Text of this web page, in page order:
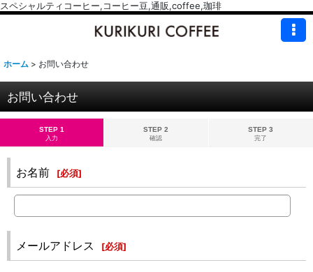
スペシャルティコーヒー,コーヒー豆,通販,coffee,珈琲
ホーム > お問い合わせ
お問い合わせ
STEP 1
入力
STEP 2
確認
STEP 3
完了
お名前 [必須]
メールアドレス [必須]